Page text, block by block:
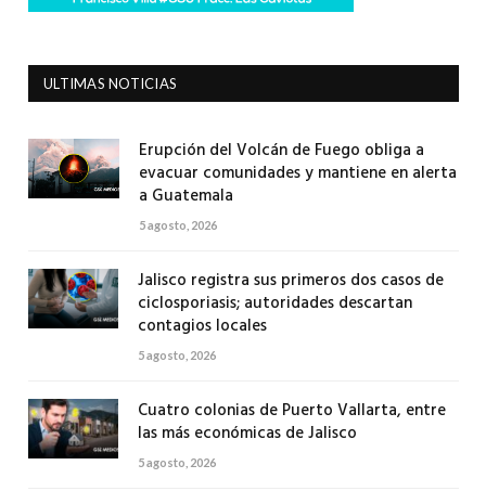
ULTIMAS NOTICIAS
Erupción del Volcán de Fuego obliga a
evacuar comunidades y mantiene en alerta
a Guatemala
5 agosto, 2026
Jalisco registra sus primeros dos casos de
ciclosporiasis; autoridades descartan
contagios locales
5 agosto, 2026
Cuatro colonias de Puerto Vallarta, entre
las más económicas de Jalisco
5 agosto, 2026